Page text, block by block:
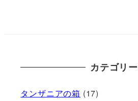
カテゴリー
タンザニアの箱 (17)